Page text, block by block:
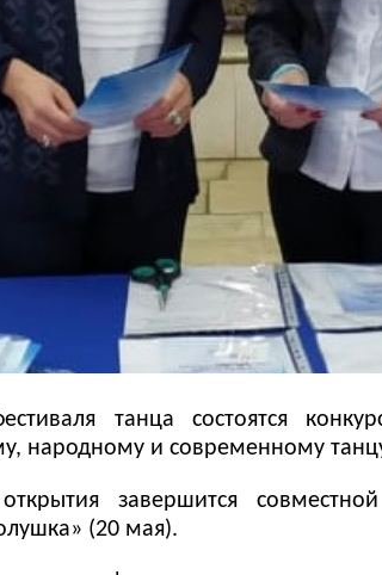
танца состоятся
народному и современному
завершится
(20 мая).